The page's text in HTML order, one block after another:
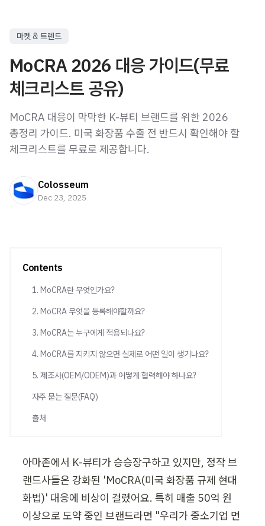
마켓 & 트렌드
MoCRA 2026 대응 가이드(무료
체크리스트 공유)
MoCRA 대응이 막막한 K-뷰티 브랜드를 위한 2026
총정리 가이드. 미국 화장품 수출 전 반드시 확인해야 할
체크리스트를 무료로 제공합니다.
Colosseum
Dec 23, 2025
Contents
1. MoCRA란 무엇인가요?
2. MoCRA 무엇을 등록해야할까요?
3. MoCRA는 누구에게 적용되나요?
4. MoCRA를 지키지 않으면 실제로 어떤 일이 생기나요?
5. 제조사(OEM/ODEM)과 어떻게 협력해야 하나요?
자주 묻는 질문(FAQ)
출처
아마존에서 K-뷰티가 승승장구하고 있지만, 정작 브
랜드사들은 강화된 'MoCRA(미국 화장품 규제 현대
화법)' 대응에 비상이 걸렸어요. 특히 매출 50억 원
이상으로 도약 중인 브랜드라면 "우리가 중소기업 면